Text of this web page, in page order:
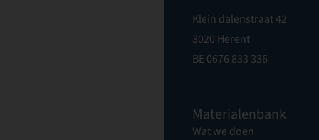
Klein dalenstraat 42
3020 Herent
BE 0676 833 336
Materialenbank
Wat we doen